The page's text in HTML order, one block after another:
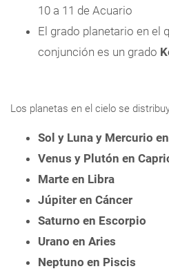
10 a 11 de Acuario
El grado planetario en el
conjunción es un grado
Los planetas en el cielo se
Sol y Luna y Mercurio
Venus y Plutón en
Marte en Libra
Júpiter en Cáncer
Saturno en Escorpio
Urano en Aries
Neptuno en Piscis